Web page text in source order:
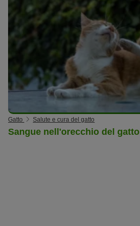
Gatto Salute e cura del gatto
Sangue nell'orecchio del gatto